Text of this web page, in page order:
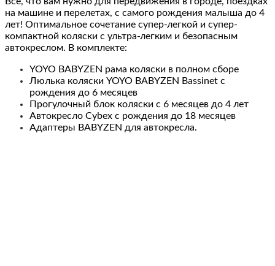
на машине и перелетах, с самого рождения малыша до 4
лет! Оптимальное сочетание супер-легкой и супер-
компактной коляски с ультра-легким и безопасным
автокреслом. В комплекте:
YOYO BABYZEN рама коляски в полном сборе
Люлька коляски YOYO BABYZEN Bassinet с
рождения до 6 месяцев
Прогулочный блок коляски с 6 месяцев до 4 лет
Автокресло Сybex с рождения до 18 месяцев
Адаптеры BABYZEN для автокресла.